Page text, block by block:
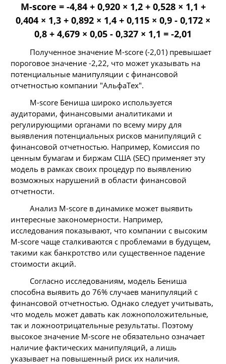
M-score = -4,84 + 0,920 × 1,2 + 0,528 × 1,1 +
0,404 × 1,3 + 0,892 × 1,4 + 0,115 × 0,9 - 0,172 ×
0,8 + 4,679 × 0,05 - 0,327 × 1,1 = -2,01
Полученное значение M-score (-2,01) превышает
пороговое значение -2,22, что может указывать на
потенциальные манипуляции с финансовой
отчетностью компании "АльфаТех".
М-score Бениша широко используется
аудиторами, финансовыми аналитиками и
регулирующими органами по всему миру для
выявления потенциальных рисков манипуляций с
финансовой отчетностью. Например, Комиссия по
ценным бумагам и биржам США (SEC) применяет эту
модель в рамках своих процедур по выявлению
возможных нарушений в области финансовой
отчетности.
Анализ М-score в динамике может выявить
интересные закономерности. Например,
исследования показывают, что компании с высоким
M-score чаще сталкиваются с проблемами в будущем,
такими как банкротство или существенное падение
стоимости акций.
Согласно исследованиям, модель Бениша
способна выявить до 76% случаев манипуляций с
финансовой отчетностью. Однако следует учитывать,
что модель может давать как ложноположительные,
так и ложноотрицательные результаты. Поэтому
высокое значение M-score не обязательно означает
наличие фактических манипуляций, а лишь
указывает на повышенный риск их наличия.